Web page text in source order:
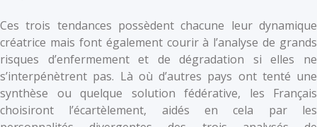
Ces trois tendances possèdent chacune leur dynamique
créatrice mais font également courir à l’analyse de grands
risques d’enfermement et de dégradation si elles ne
s’interpénètrent pas. Là où d’autres pays ont tenté une
synthèse ou quelque solution fédérative, les Français
choisiront l’écartèlement, aidés en cela par les